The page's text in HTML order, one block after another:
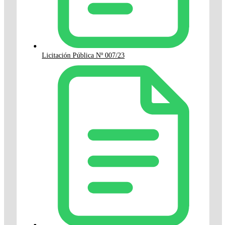
Licitación Pública Nº 007/23